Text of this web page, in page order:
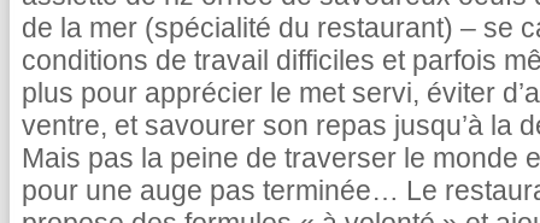
de la mer (spécialité du restaurant) – se
conditions de travail difficiles et parfois
plus pour apprécier le met servi, éviter
ventre, et savourer son repas jusqu’à la
Mais pas la peine de traverser le monde
pour une auge pas terminée… Le